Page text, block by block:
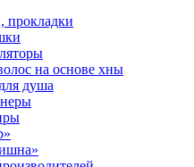
прокладки
на основе хны
душа